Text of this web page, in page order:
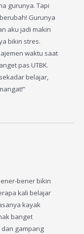
gurunya. Tapi
Gurunya
aku jadi makin
bikin stres.
waktu saat
pas UTBK.
belajar,
bener bikin
kali belajar
kayak
banget
gampang